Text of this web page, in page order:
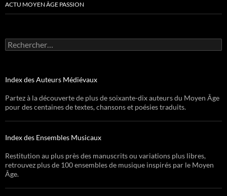
ACTU MOYEN ÂGE PASSION
Rechercher :
Index des Auteurs Médiévaux
Partez à la découverte de plus de soixante-dix auteurs du Moyen Âge
pour des centaines de textes, chansons et poésies traduits.
Index des Ensembles Musicaux
Restitution au plus près des manuscrits ou variations plus libres,
retrouvez plus de 100 ensembles de musique inspirés par le Moyen
Âge.